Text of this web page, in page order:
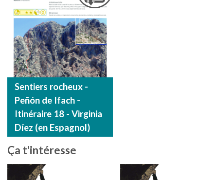
Sentiers rocheux -
Peñón de Ifach -
Itinéraire 18 - Virginia
Díez (en Espagnol)
Ça t'intéresse